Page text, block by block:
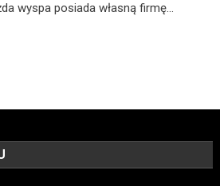
wyspa posiada własną firmę…